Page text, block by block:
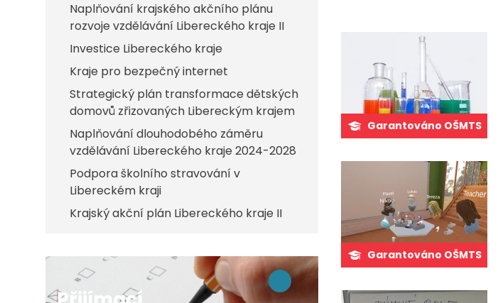
Garantováno OŠMTS
Garantováno OŠMTS
Naplňování krajského akčního plánu
rozvoje vzdělávání Libereckého kraje II
Investice Libereckého kraje
Kraje pro bezpečný internet
Strategický plán transformace dětských
domovů zřizovaných Libereckým krajem
Naplňování dlouhodobého záměru
vzdělávání Libereckého kraje 2024-2028
Podpora školního stravování v
Libereckém kraji
Krajský akční plán Libereckého kraje II